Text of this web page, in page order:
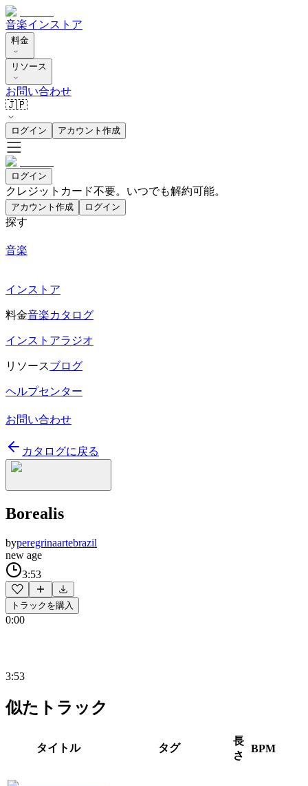
音楽インストア
料金
リソース
お問い合わせ
🇯🇵
ログイン アカウント作成
ログイン
クレジットカード不要。いつでも解約可能。
アカウント作成 ログイン
探す
音楽
インストア
料金音楽カタログ
インストアラジオ
リソースブログ
ヘルプセンター
お問い合わせ
カタログに戻る
Borealis
byperegrinaartebrazil
new age
3:53
トラックを購入
0:00
3:53
似たトラック
タイトル タグ
長
さ
BPM